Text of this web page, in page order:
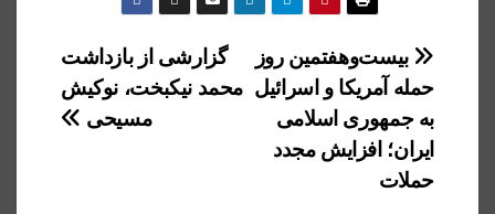
راهبری
نوشته
گزارشی از بازداشت
محمد نیکبخت، نوکیش
مسیحی
بیست‌و‌هفتمین روز
حمله آمریکا و اسرائیل
به جمهوری اسلامی
ایران؛ افزایش مجدد
حملات